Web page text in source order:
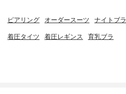
ピアリング オーダースーツ ナイトブラ
着圧タイツ 着圧レギンス 育乳ブラ